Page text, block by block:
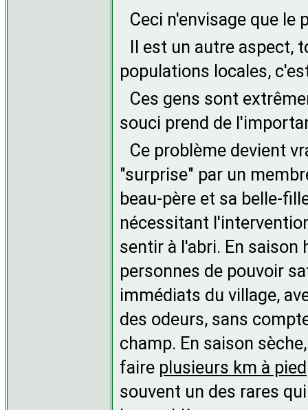
Ceci n'envisage que le
Il est un autre aspect,
populations locales,
Ces gens sont
souci prend de
Ce problème devient
"surprise" par un
beau-père et sa belle-
nécessitant
sentir à l'abri. En
personnes de pouvoir
immédiats du village,
des odeurs, sans
champ. En saison
faire plusieurs km à pied
souvent un des rares